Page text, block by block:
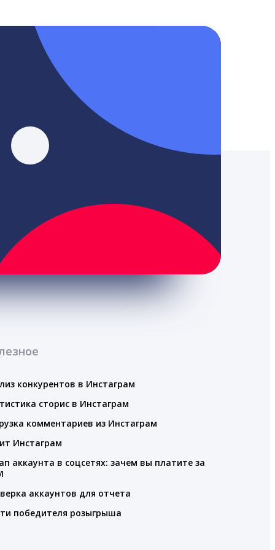
конкурентов в Инстаграм
сторис в Инстаграм
комментариев из Инстаграм
Инстаграм
аккаунта в соцсетях: зачем вы платите за
аккаунтов для отчета
победителя розыгрыша